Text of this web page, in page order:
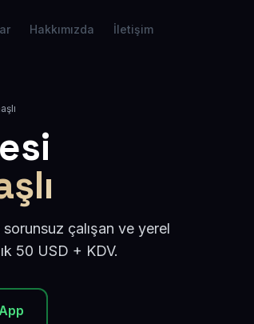
Hakkımızda İletişim
çalışan ve yerel
50 USD + KDV.